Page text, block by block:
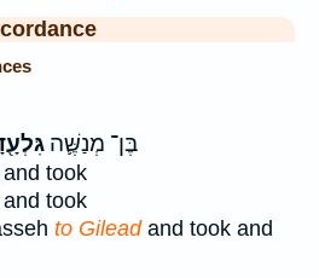
בֶּן־ מְנַשֶּׁ֛ה
took
and took
to Gileadand took and